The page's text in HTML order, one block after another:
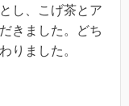
し、こげ茶とア
きました。どち
りました。